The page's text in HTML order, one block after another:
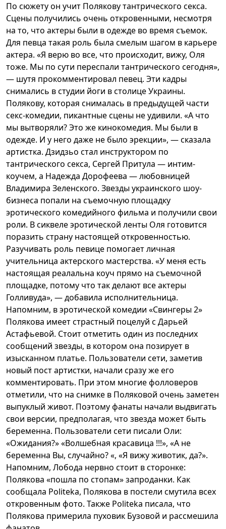
По сюжету он учит Полякову тантрического секса.
Сцены получились очень откровенными, несмотря
на то, что актеры были в одежде во время съемок.
Для певца такая роль была смелым шагом в карьере
актера. «Я верю во все, что происходит, вижу, Оля
тоже. Мы по сути переспали тантрического сегодня»,
— шутя прокомментировал певец. Эти кадры
снимались в студии йоги в столице Украины.
Полякову, которая снималась в предыдущей части
секс-комедии, пикантные сцены не удивили. «А что
мы вытворяли? Это же кинокомедия. Мы были в
одежде. И у него даже не было эрекции», — сказала
артистка. Дзидзьо стал инструктором по
тантрического секса, Сергей Притула — интим-
коучем, а Надежда Дорофеева — любовницей
Владимира Зеленского. Звезды украинского шоу-
бизнеса попали на съемочную площадку
эротического комедийного фильма и получили свои
роли. В сиквеле эротической ленты Оля готовится
поразить страну настоящей откровенностью.
Разучивать роль певице помогает личная
учительница актерского мастерства. «У меня есть
настоящая реалальна коуч прямо на съемочной
площадке, потому что так делают все актеры
Голливуда», — добавила исполнительница.
Напомним, в эротической комедии «Свингеры 2»
Полякова имеет страстный поцелуй с Дарьей
Астафьевой. Стоит отметить один из последних
сообщений звезды, в котором она позирует в
изысканном платье. Пользователи сети, заметив
новый пост артистки, начали сразу же его
комментировать. При этом многие фолловеров
отметили, что на снимке в Поляковой очень заметен
выпуклый живот. Поэтому фанаты начали выдвигать
свои версии, предполагая, что звезда может быть
беременна. Пользователи сети писали Оли:
«Ожидания?» «Волшебная красавица !!!», «А не
беременна Вы, случайно? «, «Я вижу животик, да?».
Напомним, Лобода нервно стоит в сторонке:
Полякова «пошла по стопам» запроданки. Как
сообщала Politeka, Полякова в постели смутила всех
откровенным фото. Также Politeka писала, что
Полякова примерила пуховик Бузовой и рассмешила